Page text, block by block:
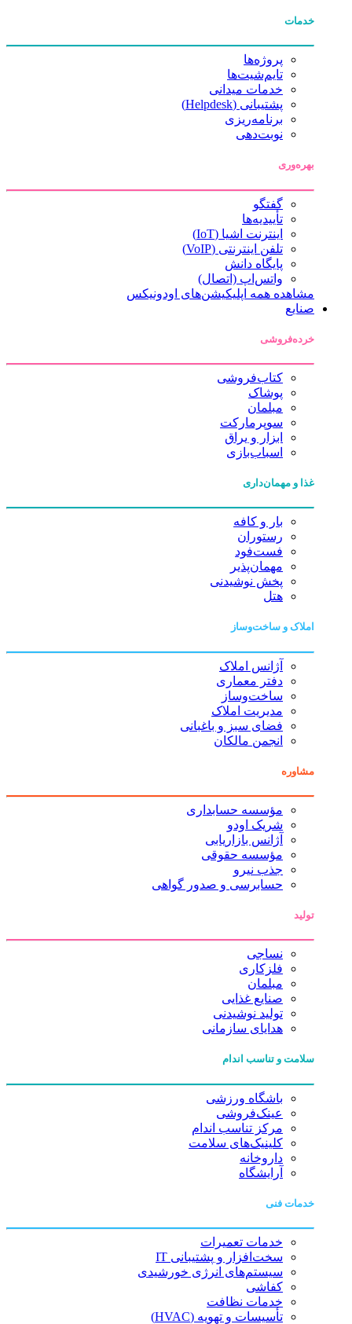
خدمات
پروژه‌ها
تایم‌شیت‌ها
خدمات میدانی
پشتیبانی (Helpdesk)
برنامه‌ریزی
نوبت‌دهی
بهره‌وری
گفتگو
تأییدیه‌ها
اینترنت اشیا (IoT)
تلفن اینترنتی (VoIP)
پایگاه دانش
واتس‌اپ (اتصال)
مشاهده همه اپلیکیشن‌های اودونیکس
صنایع
خرده‌فروشی
کتاب‌فروشی
پوشاک
مبلمان
سوپرمارکت
ابزار و یراق
اسباب‌بازی
غذا و مهمان‌داری
بار و کافه
رستوران
فست‌فود
مهمان‌پذیر
پخش نوشیدنی
هتل
املاک و ساخت‌وساز
آژانس املاک
دفتر معماری
ساخت‌وساز
مدیریت املاک
فضای سبز و باغبانی
انجمن مالکان
مشاوره
مؤسسه حسابداری
شریک اودو
آژانس بازاریابی
مؤسسه حقوقی
جذب نیرو
حسابرسی و صدور گواهی
تولید
نساجی
فلزکاری
مبلمان
صنایع غذایی
تولید نوشیدنی
هدایای سازمانی
سلامت و تناسب اندام
باشگاه ورزشی
عینک‌فروشی
مرکز تناسب اندام
کلینیک‌های سلامت
داروخانه
آرایشگاه
خدمات فنی
خدمات تعمیرات
سخت‌افزار و پشتیبانی IT
سیستم‌های انرژی خورشیدی
کفاشی
خدمات نظافت
تأسیسات و تهویه (HVAC)